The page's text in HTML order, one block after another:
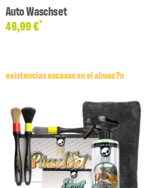
Auto Waschset
49,99 €*
existencias escasas en el almac?n